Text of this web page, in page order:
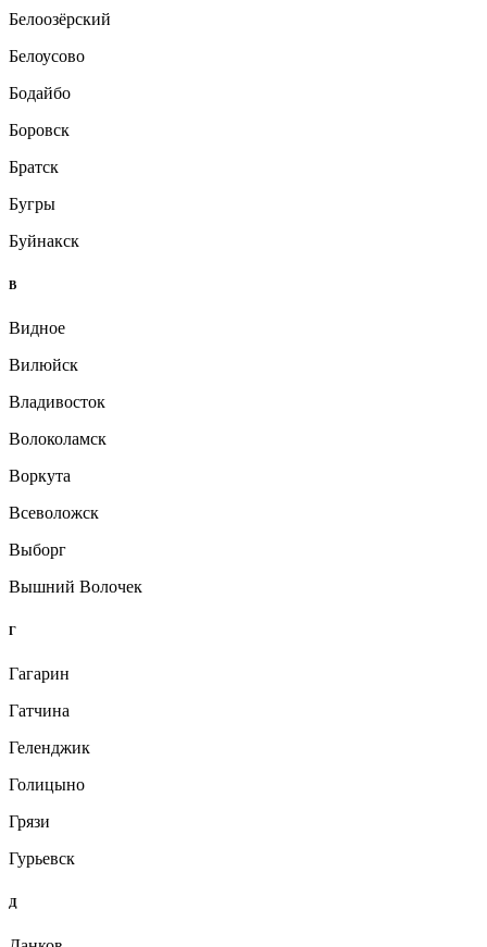
Белоозёрский
Белоусово
Бодайбо
Боровск
Братск
Бугры
Буйнакск
В
Видное
Вилюйск
Владивосток
Волоколамск
Воркута
Всеволожск
Выборг
Вышний Волочек
Г
Гагарин
Гатчина
Геленджик
Голицыно
Грязи
Гурьевск
Д